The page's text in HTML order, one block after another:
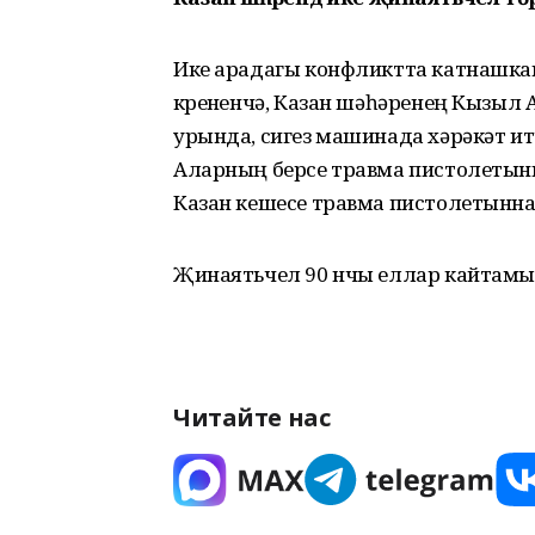
Ике арадагы конфликтта
күренүенчә, Казан шәһәренең
урында, сигез машинада хәрәкәт
Аларның берсе травма
Казан кешесе травма
Җинаятьчел 90 нчы еллар
Читайте нас